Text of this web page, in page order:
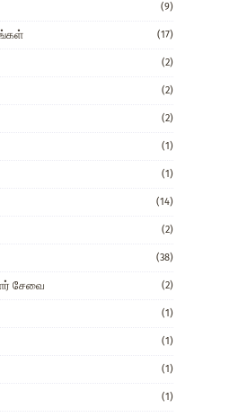
(9)
(17)
(2)
(2)
(2)
(1)
(1)
(14)
(2)
(38)
சேவை (2)
(1)
(1)
(1)
(1)